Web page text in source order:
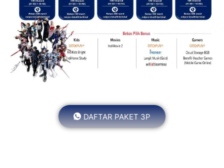
DAFTAR PAKET 3P